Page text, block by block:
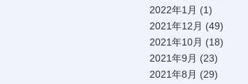
2022年1月 (1)
2021年12月 (49)
2021年10月 (18)
2021年9月 (23)
2021年8月 (29)